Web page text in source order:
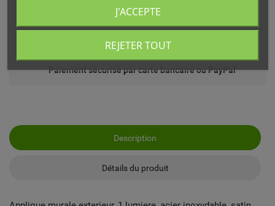
Paiement sécurisé par carte bancaire ou PayPal
Description
Détails du produit
REJETER TOUT
J'ACCEPTE